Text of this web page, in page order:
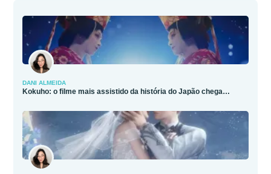
DANI ALMEIDA
Kokuho: o filme mais assistido da história do Japão chega…